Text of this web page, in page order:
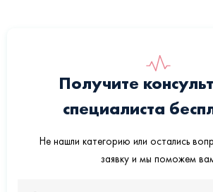
Получите
специалиста
Не нашли категорию или остались
заявку и мы поможем